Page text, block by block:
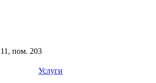
пом. 203
Услуги